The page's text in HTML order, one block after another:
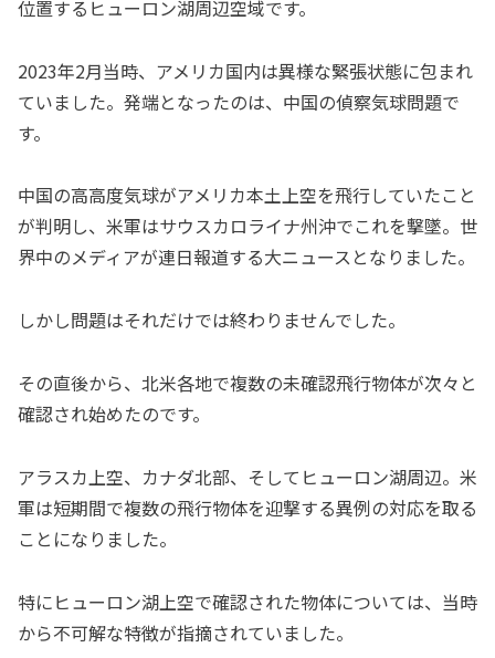
位置するヒューロン湖周辺空域です。
2023年2月当時、アメリカ国内は異様な緊張状態に包まれ
ていました。発端となったのは、中国の偵察気球問題で
す。
中国の高高度気球がアメリカ本土上空を飛行していたこと
が判明し、米軍はサウスカロライナ州沖でこれを撃墜。世
界中のメディアが連日報道する大ニュースとなりました。
しかし問題はそれだけでは終わりませんでした。
その直後から、北米各地で複数の未確認飛行物体が次々と
確認され始めたのです。
アラスカ上空、カナダ北部、そしてヒューロン湖周辺。米
軍は短期間で複数の飛行物体を迎撃する異例の対応を取る
ことになりました。
特にヒューロン湖上空で確認された物体については、当時
から不可解な特徴が指摘されていました。